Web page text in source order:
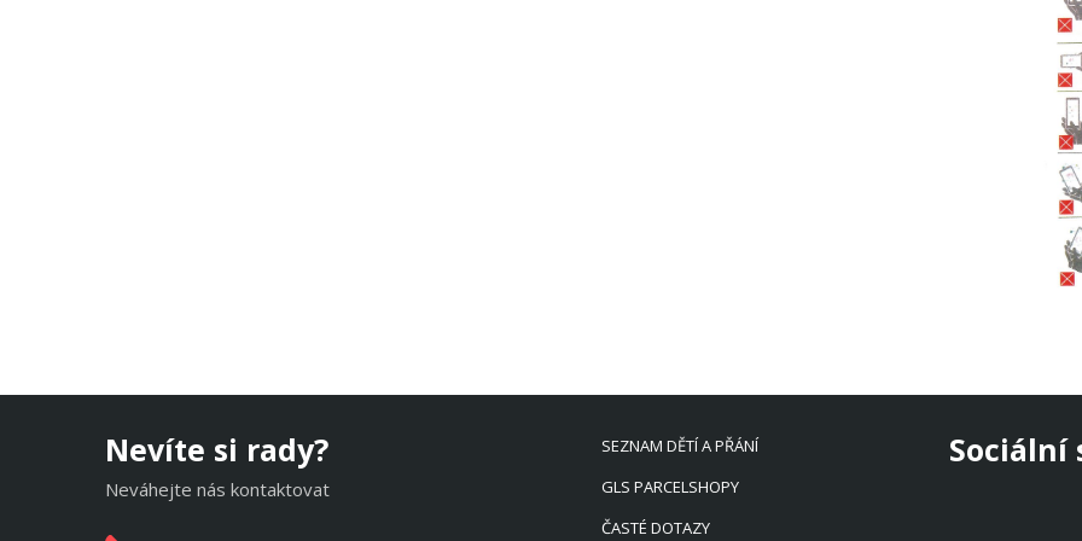
Nevíte si rady?
Neváhejte nás kontaktovat
SEZNAM DĚTÍ A PŘÁNÍ
GLS PARCELSHOPY
ČASTÉ DOTAZY
Sociální